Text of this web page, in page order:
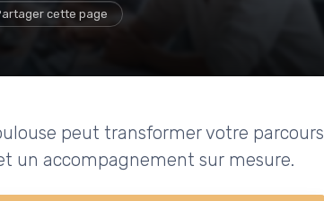
cette page
peut transformer votre parcours
un accompagnement sur mesure.